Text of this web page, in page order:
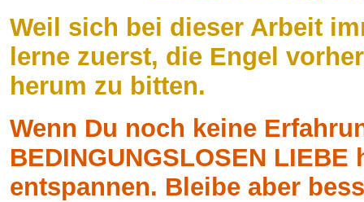
Weil sich bei dieser Arbeit
lerne zuerst, die Engel
herum zu bitten.
Wenn Du noch keine
BEDINGUNGSLOSEN
entspannen. Bleibe aber